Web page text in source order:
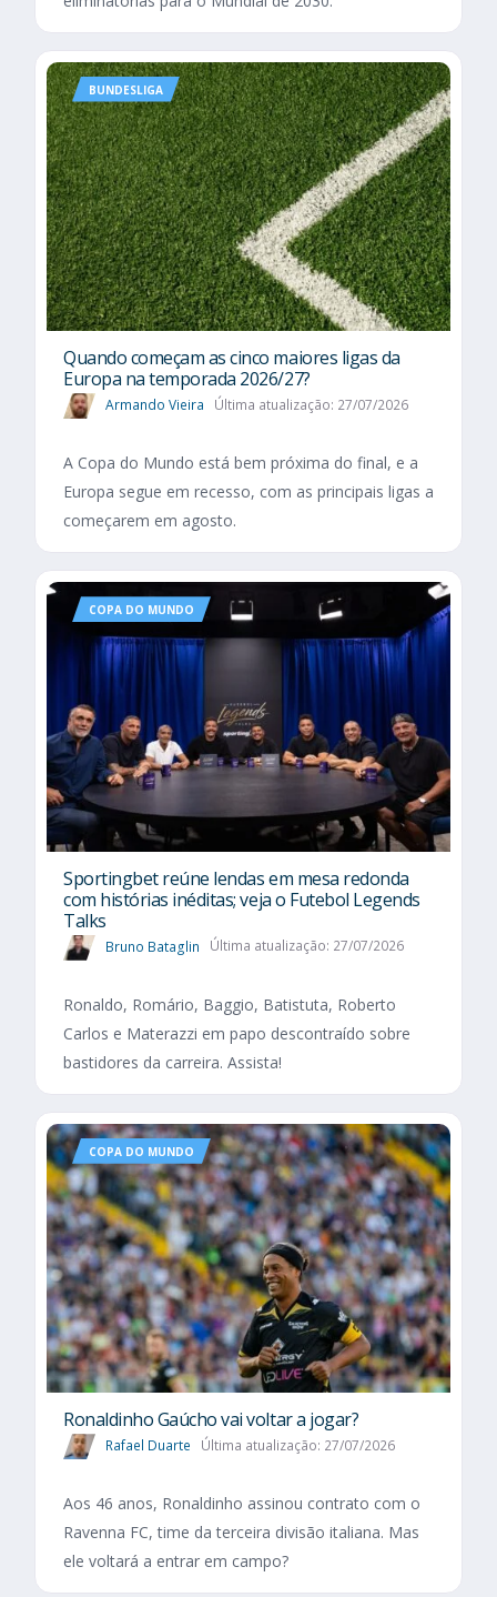
BUNDESLIGA
Quando começam as cinco maiores ligas da
Europa na temporada 2026/27?
Armando Vieira Última atualização: 27/07/2026
A Copa do Mundo está bem próxima do final, e a
Europa segue em recesso, com as principais ligas a
começarem em agosto.
COPA DO MUNDO
Sportingbet reúne lendas em mesa redonda
com histórias inéditas; veja o Futebol Legends
Talks
Bruno Bataglin Última atualização: 27/07/2026
Ronaldo, Romário, Baggio, Batistuta, Roberto
Carlos e Materazzi em papo descontraído sobre
bastidores da carreira. Assista!
COPA DO MUNDO
Ronaldinho Gaúcho vai voltar a jogar?
Rafael Duarte Última atualização: 27/07/2026
Aos 46 anos, Ronaldinho assinou contrato com o
Ravenna FC, time da terceira divisão italiana. Mas
ele voltará a entrar em campo?